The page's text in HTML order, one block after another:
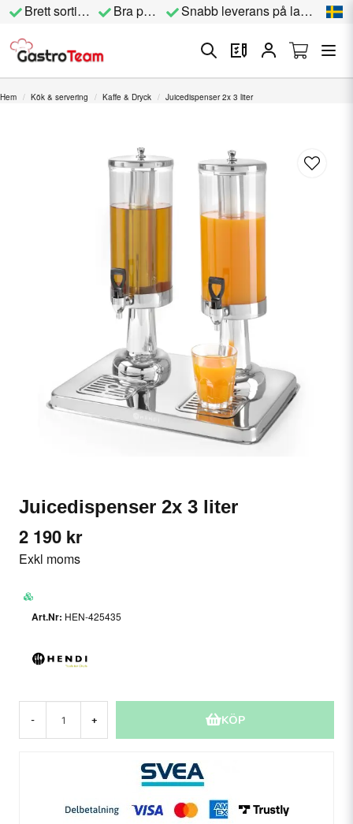
Brett sortiment Bra priser Snabb leverans på lagervara
Hem Kök & servering Kaffe & Dryck Juicedispenser 2x 3 liter
Juicedispenser 2x 3 liter
2 190 kr
Exkl moms
HEN-425435
- + KÖP